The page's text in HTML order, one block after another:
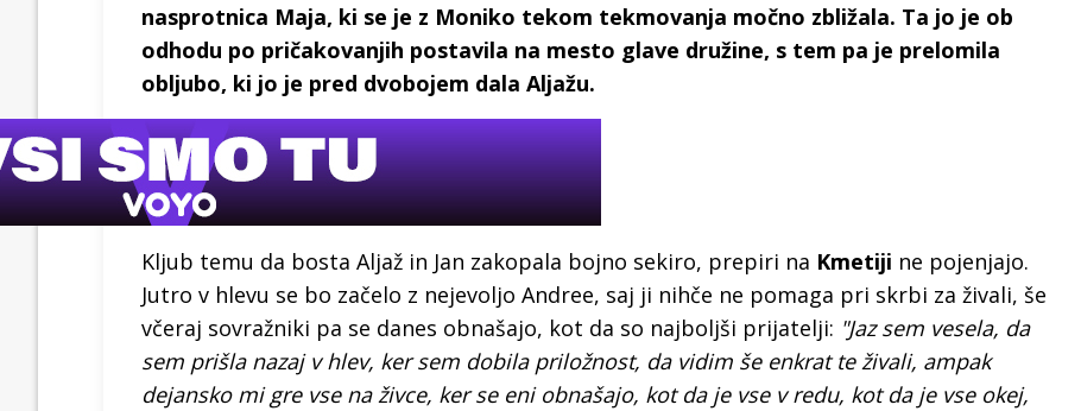
nasprotnica Maja, ki se je z Moniko tekom tekmovanja močno zbližala. Ta jo je ob
odhodu po pričakovanjih postavila na mesto glave družine, s tem pa je prelomila
obljubo, ki jo je pred dvobojem dala Aljažu.
Kljub temu da bosta Aljaž in Jan zakopala bojno sekiro, prepiri na Kmetiji ne pojenjajo.
Jutro v hlevu se bo začelo z nejevoljo Andree, saj ji nihče ne pomaga pri skrbi za živali, še
včeraj sovražniki pa se danes obnašajo, kot da so najboljši prijatelji: "Jaz sem vesela, da
sem prišla nazaj v hlev, ker sem dobila priložnost, da vidim še enkrat te živali, ampak
dejansko mi gre vse na živce, ker se eni obnašajo, kot da je vse v redu, kot da je vse okej,